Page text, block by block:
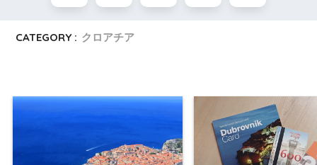
CATEGORY : クロアチア